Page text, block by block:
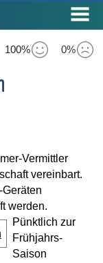
100% 0%
Vermittler
vereinbart.
werden.
Pünktlich zur
Frühjahrs-
Saison